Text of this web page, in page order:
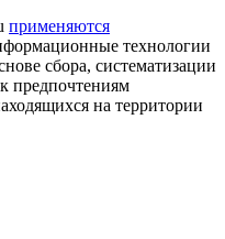
применяются
технологии
сбора, систематизации
предпочтениям
на территории